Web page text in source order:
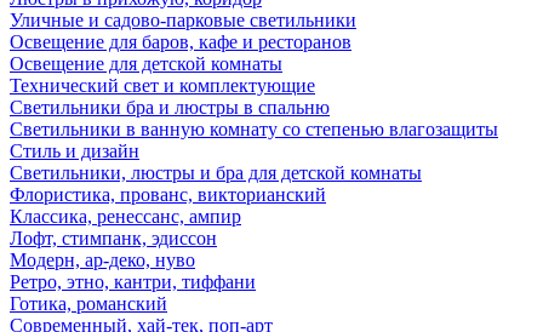
Уличные и садово-парковые светильники
Освещение для баров, кафе и ресторанов
Освещение для детской комнаты
Технический свет и комплектующие
Светильники бра и люстры в спальню
Светильники в ванную комнату со степенью влагозащиты
Стиль и дизайн
Светильники, люстры и бра для детской комнаты
Флористика, прованс, викторианский
Классика, ренессанс, ампир
Лофт, стимпанк, эдиссон
Модерн, ар-деко, нуво
Ретро, этно, кантри, тиффани
Готика, романский
Современный, хай-тек, поп-арт